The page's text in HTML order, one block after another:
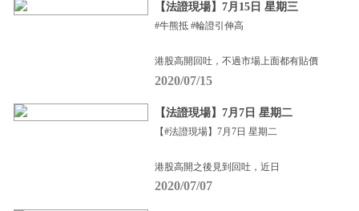
【法證現場】7月15日 星期三
#牛熊抵 #輪證引伸高
港股高開回吐，不過市場上面都有貼價
2020/07/15
【法證現場】7月7日 星期二
【#法證現場】7月7日 星期二
港股高開之後見到回吐，近日
2020/07/07